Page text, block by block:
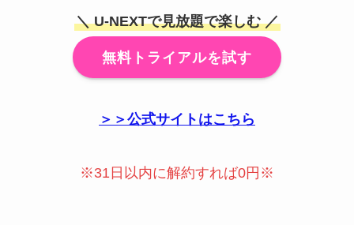
＼ U-NEXTで見放題で楽しむ ／
無料トライアルを試す
＞＞公式サイトはこちら
※31日以内に解約すれば0円※